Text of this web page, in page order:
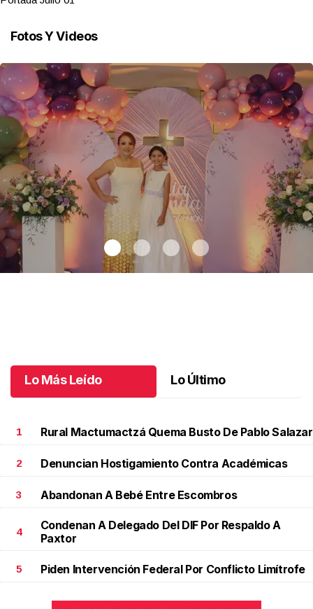
Fotos Y Videos
Lo Más Leído Lo Último
1 Rural Mactumactzá Quema Busto De Pablo Salazar
2 Denuncian Hostigamiento Contra Académicas
3 Abandonan A Bebé Entre Escombros
4
Condenan A Delegado Del DIF Por Respaldo A
Paxtor
5 Piden Intervención Federal Por Conflicto Limítrofe